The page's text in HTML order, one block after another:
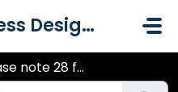
SERA Business Design B.V.
28 februari 2022